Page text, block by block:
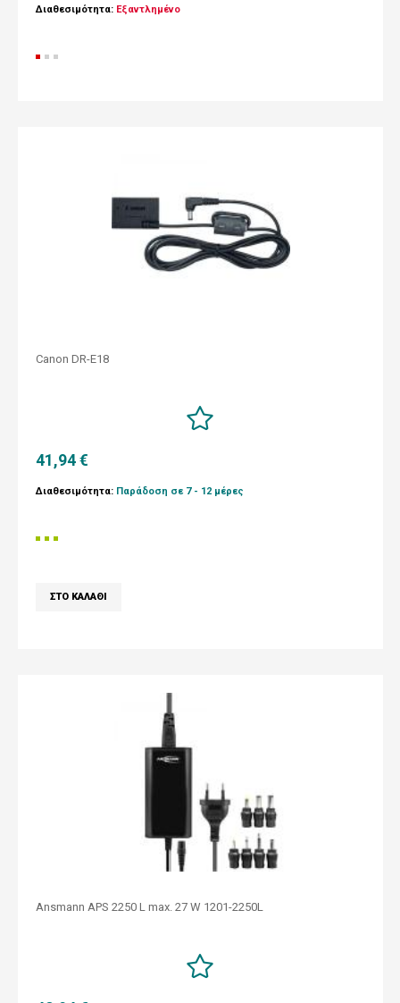
Διαθεσιμότητα: Εξαντλημένο
Canon DR-E18
41,94 €
Διαθεσιμότητα: Παράδοση σε 7 - 12 μέρες
Ansmann APS 2250 L max. 27 W 1201-2250L